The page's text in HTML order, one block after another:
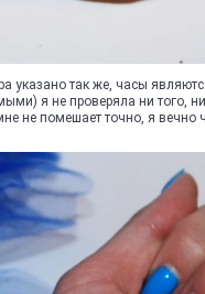
указано так же, часы
я не проверяла ни того,
не помешает точно, я